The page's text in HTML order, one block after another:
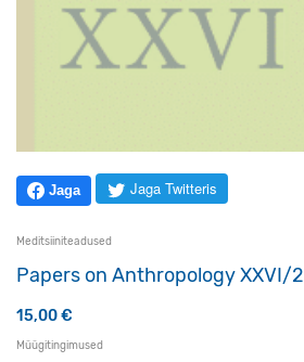
Jaga Jaga Twitteris
Meditsiiniteadused
Papers on Anthropology XXVI/2
15,00€
Müügitingimused